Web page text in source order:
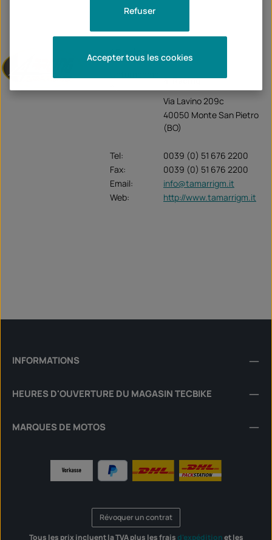
4Racing
4-Racing
Via Lavino 209c
40050 Monte San Pietro
(BO)
Tel:
0039 (0) 51 676 2200
Fax:
0039 (0) 51 676 2200
Email:
info@tamarrigm.it
Web:
http://www.tamarrigm.it
INFORMATIONS
HEURES D'OUVERTURE DU MAGASIN TECBIKE
MARQUES DE MOTOS
Révoquer un contrat
Tous les prix incluent la TVA plus les frais d'expéditionet les
Refuser
Accepter tous les cookies